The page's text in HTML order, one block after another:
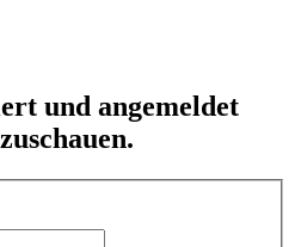
und angemeldet